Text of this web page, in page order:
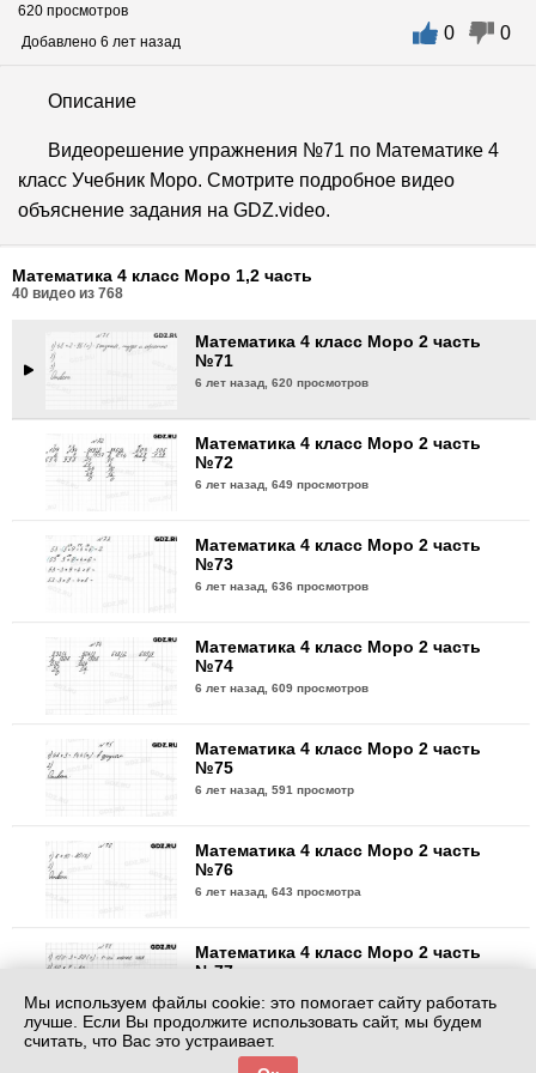
620 просмотров
Добавлено 6 лет назад
0 0
Описание
Видеорешение упражнения №71 по Математике 4
класс Учебник Моро. Смотрите подробное видео
объяснение задания на GDZ.video.
Математика 4 класс Моро 1,2 часть
40 видео из 768
Математика 4 класс Моро 2 часть
№69
6 лет назад,588 просмотров
6 лет назад,681 просмотр
Математика 4 класс Моро 2 часть
№71
6 лет назад,620 просмотров
Математика 4 класс Моро 2 часть
№72
6 лет назад,649 просмотров
Математика 4 класс Моро 2 часть
№73
6 лет назад,636 просмотров
Математика 4 класс Моро 2 часть
№74
6 лет назад,609 просмотров
Математика 4 класс Моро 2 часть
№75
6 лет назад,591 просмотр
Математика 4 класс Моро 2 часть
№76
6 лет назад,643 просмотра
Математика 4 класс Моро 2 часть
№77
Математика 4 класс Моро 2 часть
Мы используем файлы cookie: это помогает сайту работать
лучше. Если Вы продолжите использовать сайт, мы будем
считать, что Вас это устраивает.